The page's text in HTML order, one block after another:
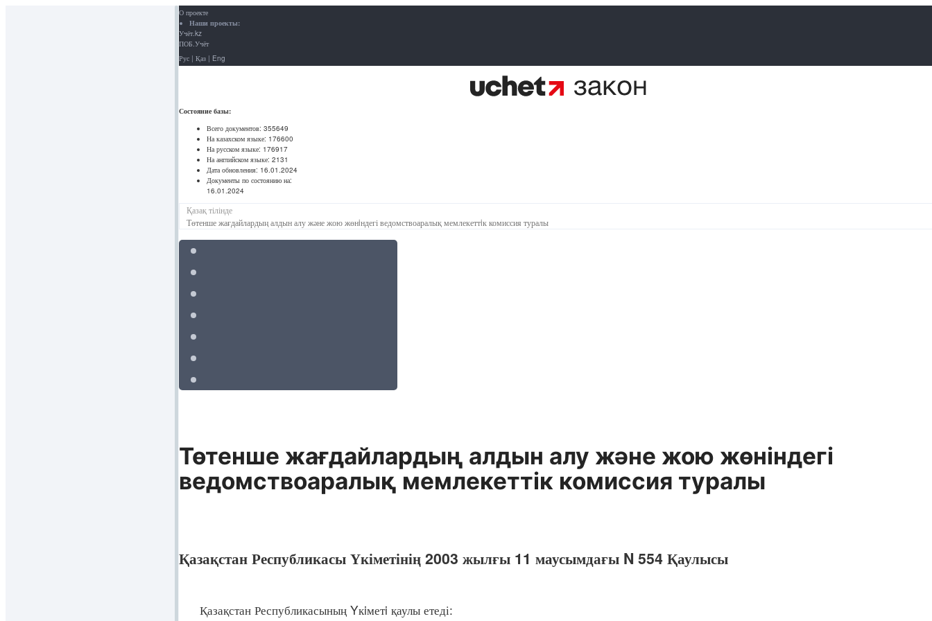
О проекте
Наши проекты:
Учёт.kz
ПОБ.Учёт
Рус | Қаз | Eng
Состояние базы:
Всего документов: 355649
На казахском языке: 176600
На русском языке: 176917
На английском языке: 2131
Дата обновления: 16.01.2024
Документы по состоянию на:
16.01.2024
Қазақ тілінде
Төтенше жағдайлардың алдын алу және жою жөнiндегі ведомствоаралық мемлекеттiк комиссия туралы
Төтенше жағдайлардың алдын алу және жою жөнiндегі
ведомствоаралық мемлекеттiк комиссия туралы
Қазақстан Республикасы Үкіметінің 2003 жылғы 11 маусымдағы N 554 Қаулысы
Қазақстан Республикасының Yкiметi қаулы етеді: